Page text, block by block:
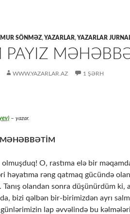
SÖNMƏZ,YAZARLAR,YAZARLAR
PAYIZ
WWW.YAZARLAR.AZ 1 ŞƏRH
– yazar.
olmuşduq! O, rastıma elə bir
həyatıma rəng qatmaq gücündə
Tanış olandan sonra düşünürdüm ki,
bizi qəlbən bir-birimizdən ayrı
günlərimizin lap əvvəlində bu